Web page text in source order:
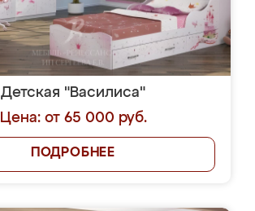
Детская "Василиса"
Цена: от 65 000 руб.
ПОДРОБНЕЕ